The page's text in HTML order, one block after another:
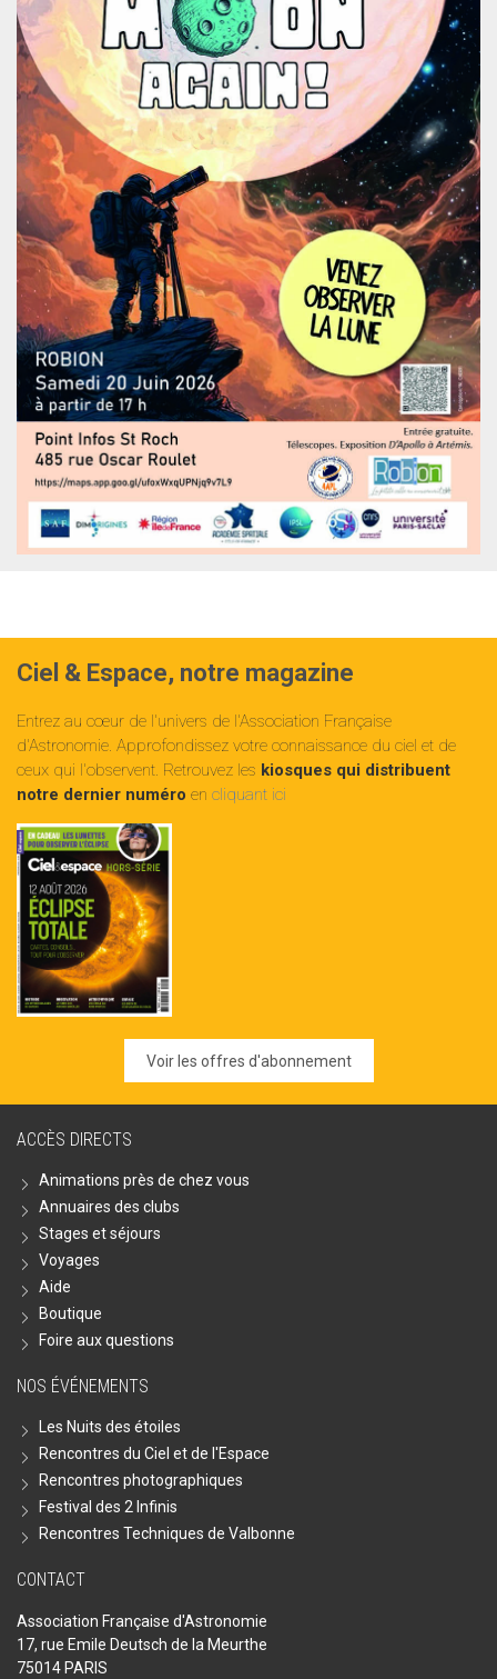
Ciel & Espace, notre magazine
Entrez au cœur de l'univers de l'Association Française
d'Astronomie. Approfondissez votre connaissance du ciel et de
ceux qui l'observent. Retrouvez les kiosques qui distribuent
notre dernier numéro en cliquant ici
Voir les offres d'abonnement
ACCÈS DIRECTS
Animations près de chez vous
Annuaires des clubs
Stages et séjours
Voyages
Aide
Boutique
Foire aux questions
NOS ÉVÉNEMENTS
Les Nuits des étoiles
Rencontres du Ciel et de l'Espace
Rencontres photographiques
Festival des 2 Infinis
Rencontres Techniques de Valbonne
CONTACT
Association Française d'Astronomie
17, rue Emile Deutsch de la Meurthe
75014 PARIS